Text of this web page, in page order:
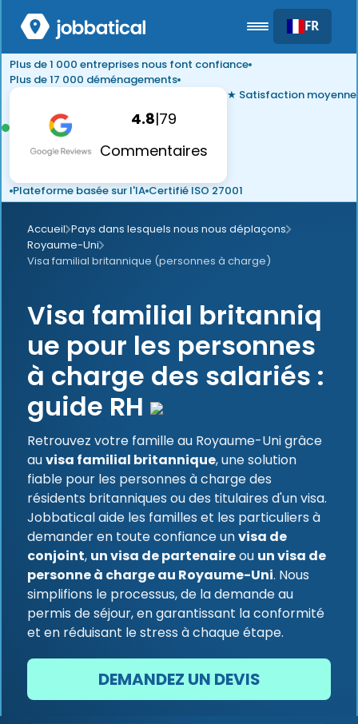
FR
Plus de 1 000 entreprises nous font confiance
Plus de 17 000 déménagements
4.8|79
Commentaires
★ Satisfaction moyenne
Plateforme basée sur l'IA Certifié ISO 27001
Accueil Pays dans lesquels nous nous déplaçons
Royaume-Uni
Visa familial britannique (personnes à charge)
Visa familial britanniq
ue pour les personnes
à charge des salariés :
guide RH
Retrouvez votre famille au Royaume-Uni grâce
auvisa familial britannique, une solution
fiable pour les personnes à charge des
résidents britanniques ou des titulaires d'un visa.
Jobbatical aide les familles et les particuliers à
demander en toute confiance unvisa de
conjoint, un visa de partenaireou un visa de
personne à charge au Royaume-Uni. Nous
simplifions le processus, de la demande au
permis de séjour, en garantissant la conformité
et en réduisant le stress à chaque étape.
DEMANDEZ UN DEVIS